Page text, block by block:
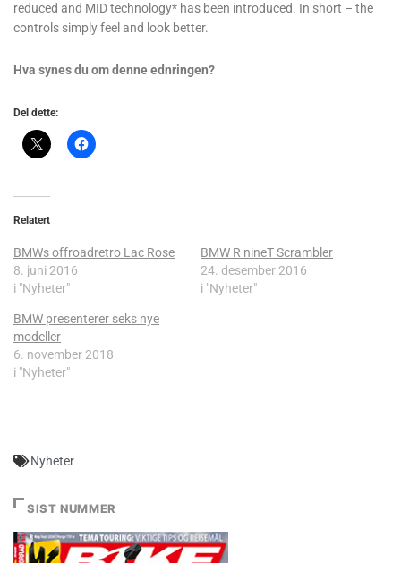
reduced and MID technology* has been introduced. In short – the
controls simply feel and look better.
Hva synes du om denne ednringen?
Del dette:
Relatert
BMWs offroadretro Lac Rose
8. juni 2016
i "Nyheter"
BMW R nineT Scrambler
24. desember 2016
i "Nyheter"
BMW presenterer seks nye
modeller
6. november 2018
i "Nyheter"
Nyheter
SIST NUMMER